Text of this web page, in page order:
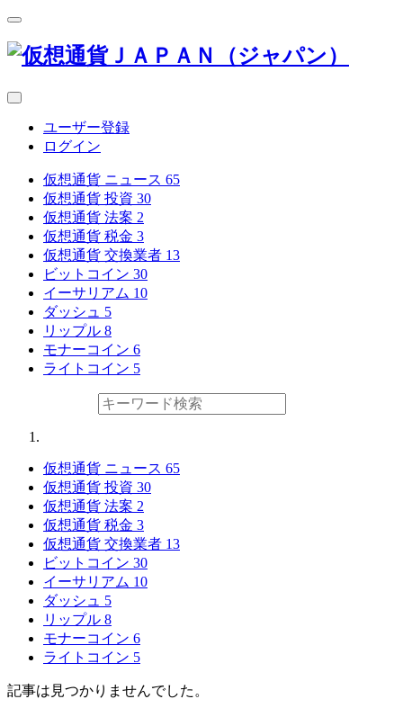
ユーザー登録
ログイン
仮想通貨 ニュース 65
仮想通貨 投資 30
仮想通貨 法案 2
仮想通貨 税金 3
仮想通貨 交換業者 13
ビットコイン 30
イーサリアム 10
ダッシュ 5
リップル 8
モナーコイン 6
ライトコイン 5
仮想通貨 ニュース 65
仮想通貨 投資 30
仮想通貨 法案 2
仮想通貨 税金 3
仮想通貨 交換業者 13
ビットコイン 30
イーサリアム 10
ダッシュ 5
リップル 8
モナーコイン 6
ライトコイン 5
記事は見つかりませんでした。